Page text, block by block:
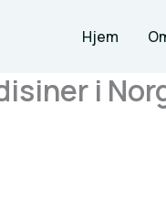
Hjem
i